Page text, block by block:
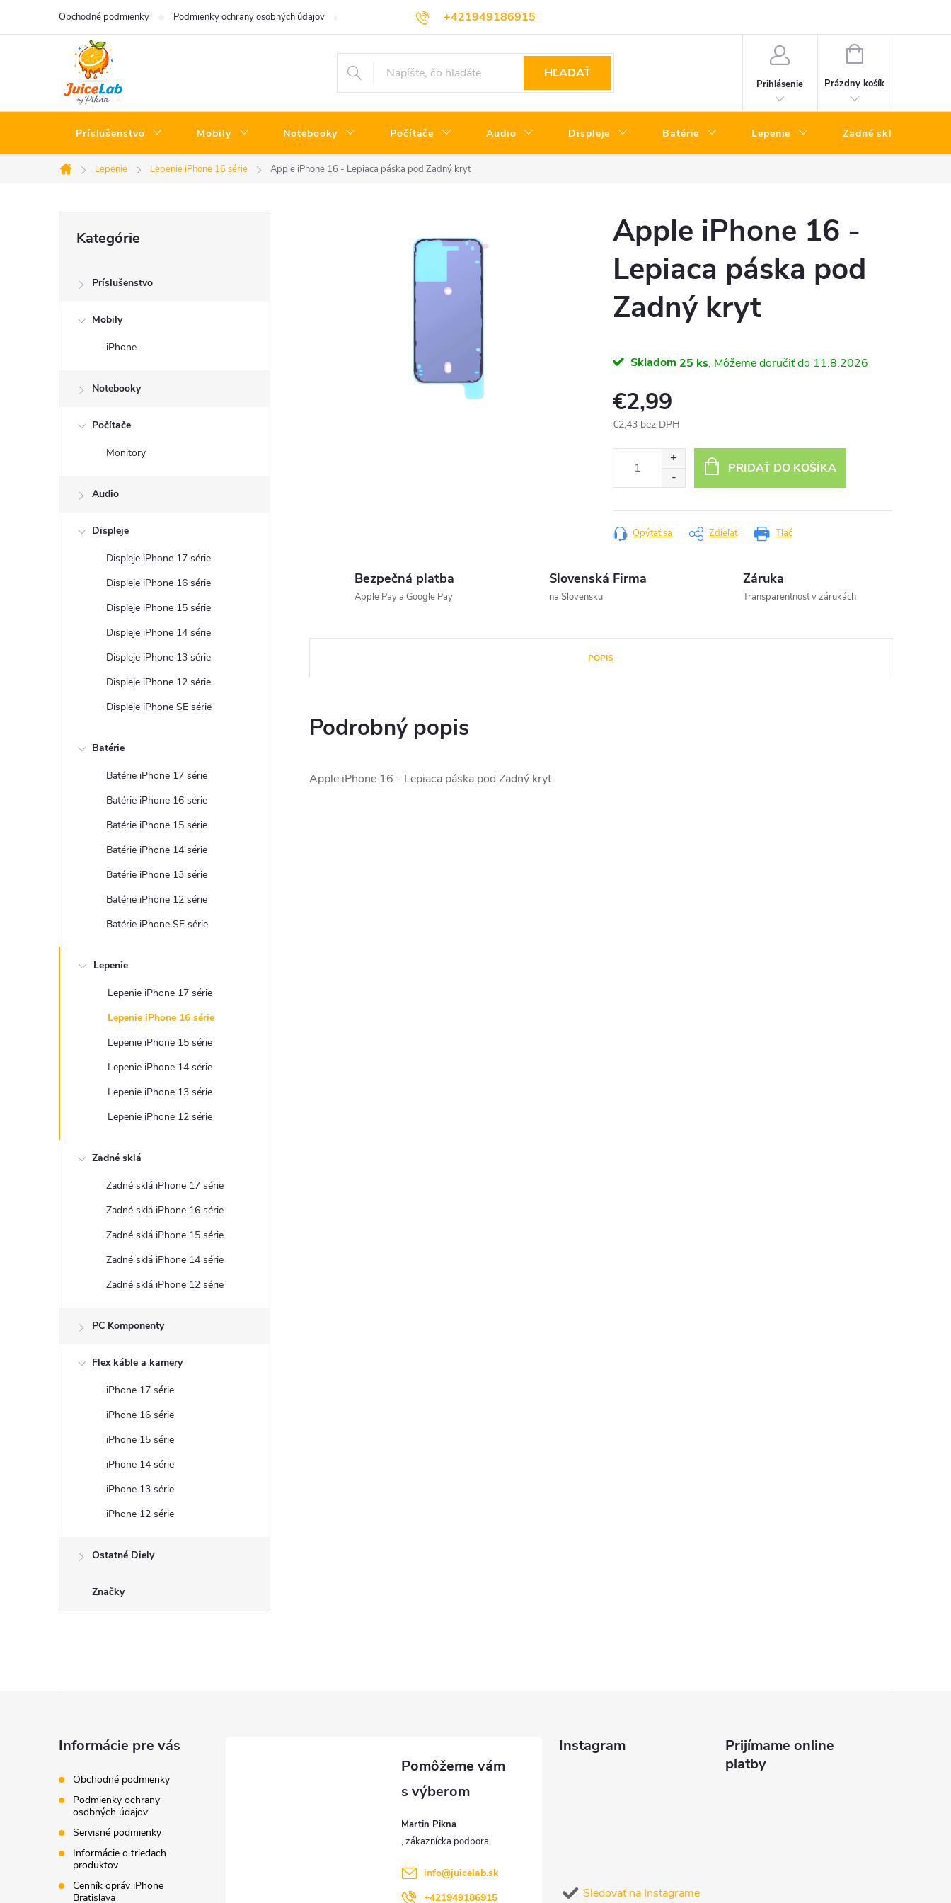
+421949186915
Obchodné podmienky Podmienky ochrany osobných údajov Servisné podmienky Informácie o triedach produktov
HĽADAŤ
Prihlásenie
NÁKUPNÝ
Prázdny košík
Príslušenstvo Mobily Notebooky Počítače Audio Displeje Batérie Lepenie Zadné sklá
Domov
Lepenie Lepenie iPhone 16 série Apple iPhone 16 - Lepiaca páska pod Zadný kryt
kategórie
Kategórie
Príslušenstvo
Mobily
iPhone
Notebooky
Počítače
Monitory
Audio
Displeje
Displeje iPhone 17 série
Displeje iPhone 16 série
Displeje iPhone 15 série
Displeje iPhone 14 série
Displeje iPhone 13 série
Displeje iPhone 12 série
Displeje iPhone SE série
Batérie
Batérie iPhone 17 série
Batérie iPhone 16 série
Batérie iPhone 15 série
Batérie iPhone 14 série
Batérie iPhone 13 série
Batérie iPhone 12 série
Batérie iPhone SE série
Lepenie
Lepenie iPhone 17 série
Lepenie iPhone 16 série
Lepenie iPhone 15 série
Lepenie iPhone 14 série
Lepenie iPhone 13 série
Lepenie iPhone 12 série
Zadné sklá
Zadné sklá iPhone 17 série
Zadné sklá iPhone 16 série
Zadné sklá iPhone 15 série
Zadné sklá iPhone 14 série
Zadné sklá iPhone 12 série
PC Komponenty
Flex káble a kamery
iPhone 17 série
iPhone 16 série
iPhone 15 série
iPhone 14 série
iPhone 13 série
iPhone 12 série
Ostatné Diely
Značky
Apple iPhone 16 -
Lepiaca páska pod
Zadný kryt
Skladom 25 ks 11.8.2026
€2,99
€2,43 bez DPH
PRIDAŤ DO KOŠÍKA
Tlač
Opýtať sa Zdieľať
Bezpečná platba
Apple Pay a Google Pay
Slovenská Firma
na Slovensku
Záruka
Transparentnosť v zárukách
POPIS
Podrobný popis
Apple iPhone 16 - Lepiaca páska pod Zadný kryt
Informácie pre vás
Obchodné podmienky
Podmienky ochrany
osobných údajov
Servisné podmienky
Informácie o triedach
produktov
Cenník opráv iPhone
Bratislava
Martin Pikna
info@juicelab.sk
+421949186915
Instagram
Sledovať na Instagrame
Prijímame online
platby